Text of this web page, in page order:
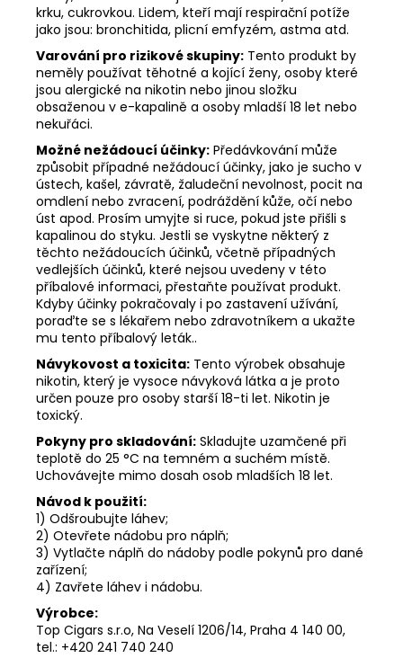
krku, cukrovkou. Lidem, kteří mají respirační potíže
jako jsou: bronchitida, plicní emfyzém, astma atd.
Varování pro rizikové skupiny: Tento produkt by
neměly používat těhotné a kojící ženy, osoby které
jsou alergické na nikotin nebo jinou složku
obsaženou v e-kapalině a osoby mladší 18 let nebo
nekuřáci.
Možné nežádoucí účinky: Předávkování může
způsobit případné nežádoucí účinky, jako je sucho v
ústech, kašel, závratě, žaludeční nevolnost, pocit na
omdlení nebo zvracení, podráždění kůže, očí nebo
úst apod. Prosím umyjte si ruce, pokud jste přišli s
kapalinou do styku. Jestli se vyskytne některý z
těchto nežádoucích účinků, včetně případných
vedlejších účinků, které nejsou uvedeny v této
příbalové informaci, přestaňte používat produkt.
Kdyby účinky pokračovaly i po zastavení užívání,
poraďte se s lékařem nebo zdravotníkem a ukažte
mu tento příbalový leták..
Návykovost a toxicita: Tento výrobek obsahuje
nikotin, který je vysoce návyková látka a je proto
určen pouze pro osoby starší 18-ti let. Nikotin je
toxický.
Pokyny pro skladování: Skladujte uzamčené při
teplotě do 25 °C na temném a suchém místě.
Uchovávejte mimo dosah osob mladších 18 let.
Návod k použití:
1) Odšroubujte láhev;
2) Otevřete nádobu pro náplň;
3) Vytlačte náplň do nádoby podle pokynů pro dané
zařízení;
4) Zavřete láhev i nádobu.
Výrobce:
Top Cigars s.r.o, Na Veselí 1206/14, Praha 4 140 00,
tel.: +420 241 740 240